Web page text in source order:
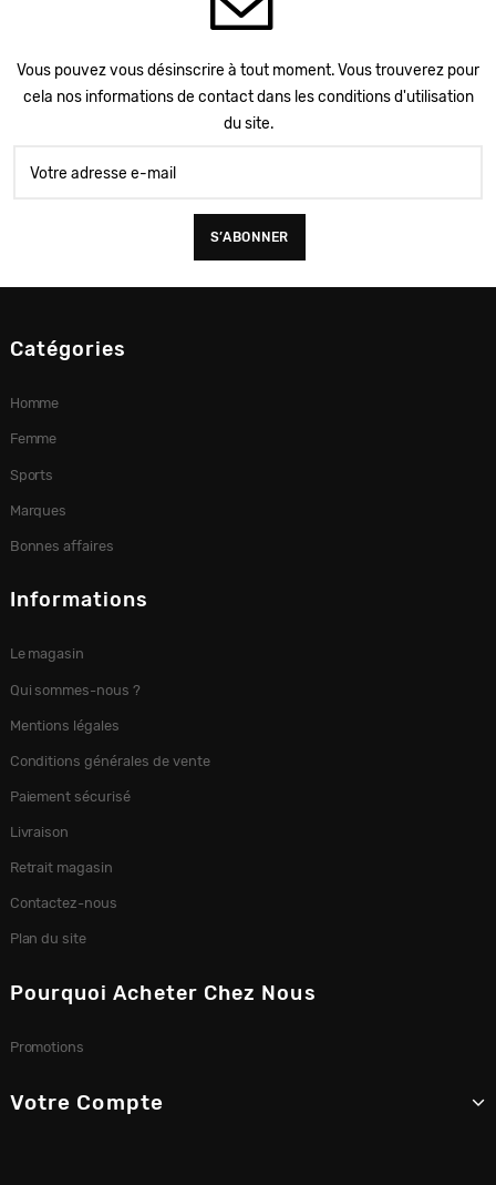
Vous pouvez vous désinscrire à tout moment. Vous trouverez pour
cela nos informations de contact dans les conditions d'utilisation
du site.
Catégories
Homme
Femme
Sports
Marques
Bonnes affaires
Informations
Le magasin
Qui sommes-nous ?
Mentions légales
Conditions générales de vente
Paiement sécurisé
Livraison
Retrait magasin
Contactez-nous
Plan du site
Pourquoi Acheter Chez Nous
Promotions
Votre Compte